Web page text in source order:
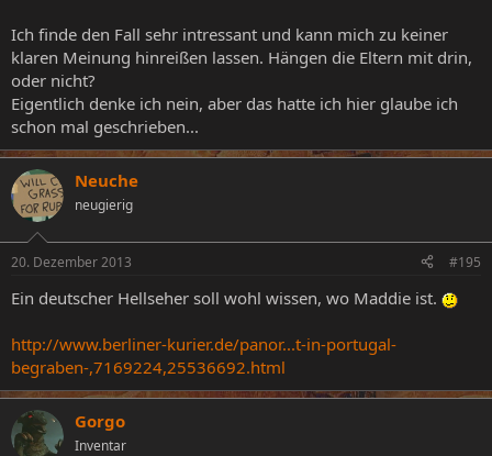
Ich finde den Fall sehr intressant und kann mich zu keiner
klaren Meinung hinreißen lassen. Hängen die Eltern mit drin,
oder nicht?
Eigentlich denke ich nein, aber das hatte ich hier glaube ich
schon mal geschrieben...
Neuche
neugierig
20. Dezember 2013 #195
Ein deutscher Hellseher soll wohl wissen, wo Maddie ist.
http://www.berliner-kurier.de/panor...t-in-portugal-
begraben-,7169224,25536692.html
Gorgo
Inventar